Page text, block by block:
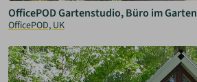
OfficePOD Gartenstudio, Büro im Garten
OfficePOD, UK